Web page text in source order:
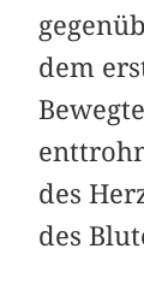
dem
des
des